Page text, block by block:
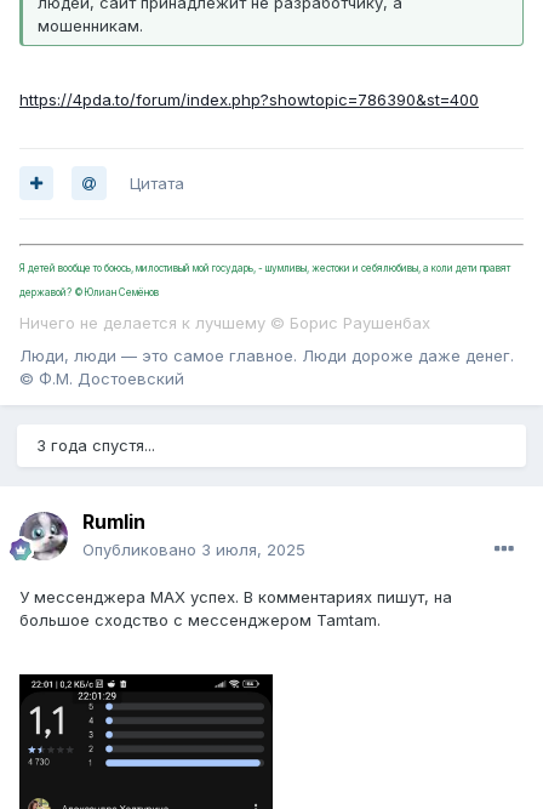
мошенникам.
https://4pda.to/forum/index.php?showtopic=786390&st=400
Цитата
Я детей вообще то боюсь, милостивый мой государь, - шумливы, жестоки и себялюбивы, а коли дети правят
державой? ©Юлиан Семёнов
Ничего не делается к лучшему © Борис Раушенбах
Люди, люди — это самое главное. Люди дороже даже денег.
© Ф.М. Достоевский
3 года спустя...
Rumlin
Опубликовано 3 июля, 2025
У мессенджера MAX успех. В комментариях пишут, на
большое сходство с мессенджером Tamtam.